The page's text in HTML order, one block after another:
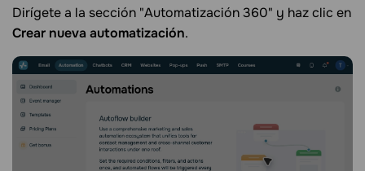
Dirígete a la sección "Automatización 360" y haz clic en
Crear nueva automatización.